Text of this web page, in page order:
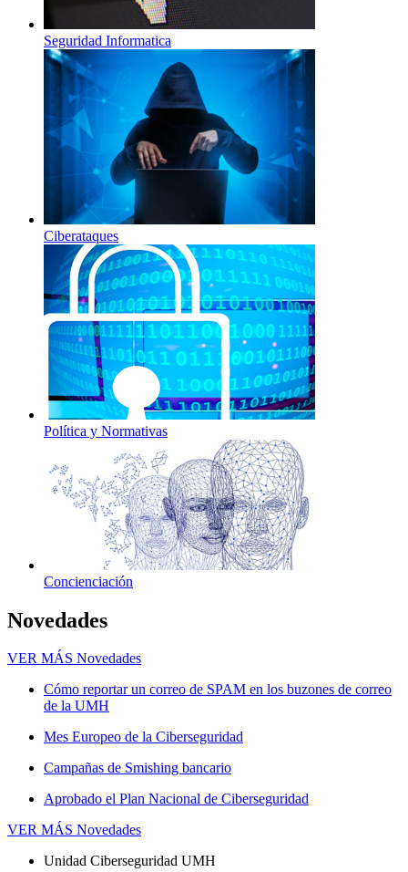
Seguridad Informatica
Ciberataques
Política y Normativas
Concienciación
Novedades
VER MÁS Novedades
Cómo reportar un correo de SPAM en los buzones de correo
de la UMH
Mes Europeo de la Ciberseguridad
Campañas de Smishing bancario
Aprobado el Plan Nacional de Ciberseguridad
VER MÁS Novedades
Unidad Ciberseguridad UMH